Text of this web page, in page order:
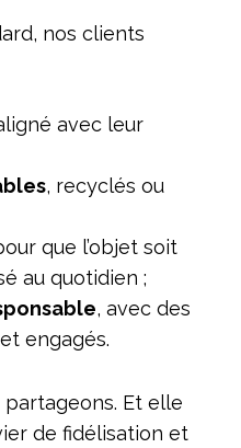
nos clients
avec leur
, recyclés ou
que l’objet soit
au quotidien ;
, avec des
engagés.
Et elle
de fidélisation et